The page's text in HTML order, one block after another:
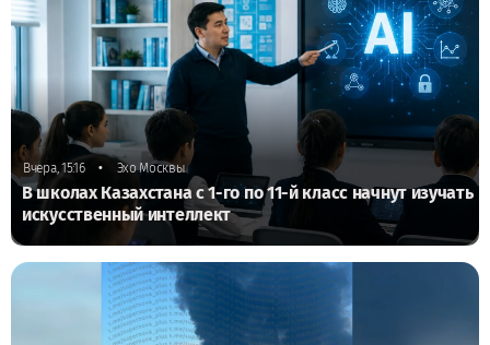
Вчера, 15:16 • Эхо Москвы
В школах Казахстана с 1-го по 11-й класс начнут изучать
искусственный интеллект